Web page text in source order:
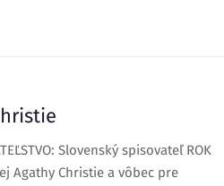
Slovenský spisovateľ ROK
Agathy Christie a vôbec pre